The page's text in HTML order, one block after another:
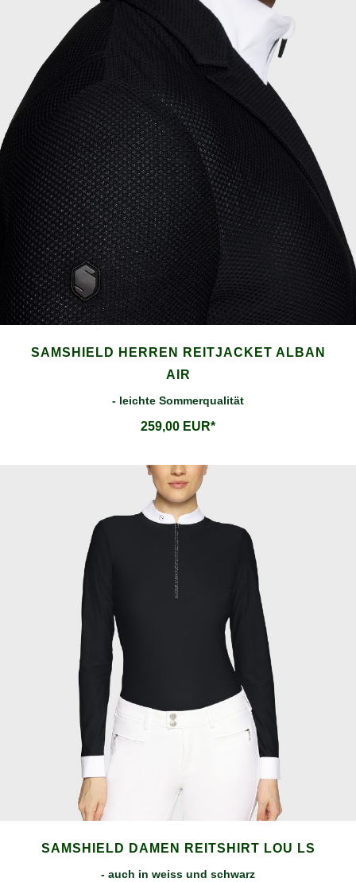
SAMSHIELD HERREN REITJACKET ALBAN
AIR
- leichte Sommerqualität
259,00 EUR*
SAMSHIELD DAMEN REITSHIRT LOU LS
- auch in weiss und schwarz